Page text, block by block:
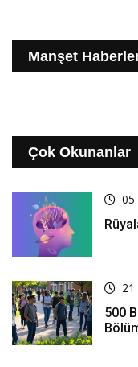
Manşet
Çok Okunanlar
05
500